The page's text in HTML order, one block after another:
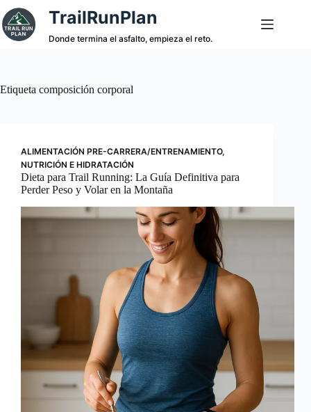
Saltar
al
contenido
TrailRunPlan
Donde termina el asfalto, empieza el reto.
Etiqueta composición corporal
ALIMENTACIÓN PRE-CARRERA/ENTRENAMIENTO,
NUTRICIÓN E HIDRATACIÓN
Dieta para Trail Running: La Guía Definitiva para
Perder Peso y Volar en la Montaña